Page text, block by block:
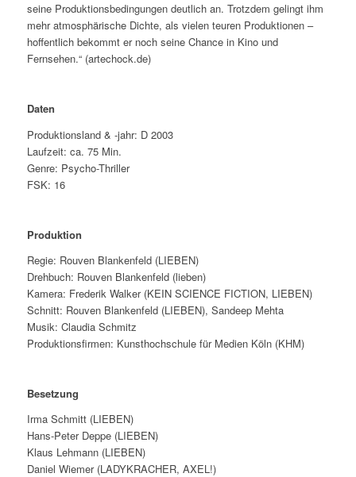
seine Produktionsbedingungen deutlich an. Trotzdem gelingt ihm
mehr atmosphärische Dichte, als vielen teuren Produktionen –
hoffentlich bekommt er noch seine Chance in Kino und
Fernsehen.“ (artechock.de)
Daten
Produktionsland & -jahr: D 2003
Laufzeit: ca. 75 Min.
Genre: Psycho-Thriller
FSK: 16
Produktion
Regie: Rouven Blankenfeld (LIEBEN)
Drehbuch: Rouven Blankenfeld (lieben)
Kamera: Frederik Walker (KEIN SCIENCE FICTION, LIEBEN)
Schnitt: Rouven Blankenfeld (LIEBEN), Sandeep Mehta
Musik: Claudia Schmitz
Produktionsfirmen: Kunsthochschule für Medien Köln (KHM)
Besetzung
Irma Schmitt (LIEBEN)
Hans-Peter Deppe (LIEBEN)
Klaus Lehmann (LIEBEN)
Daniel Wiemer (LADYKRACHER, AXEL!)